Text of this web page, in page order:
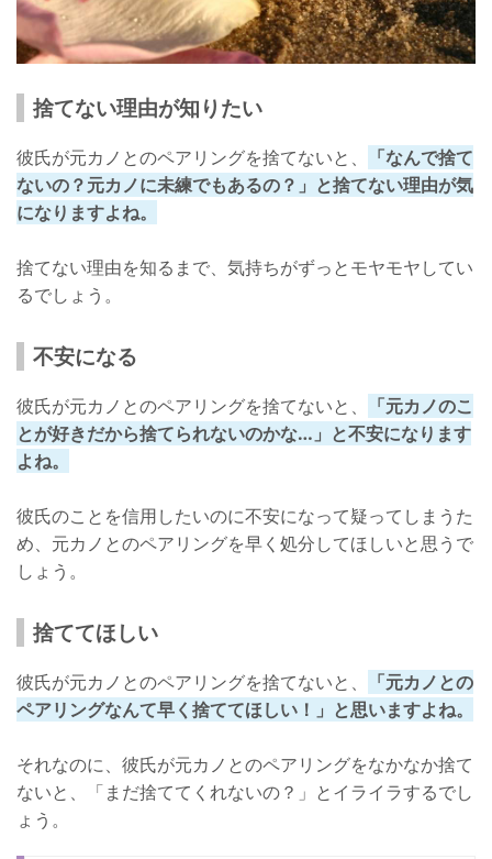
捨てない理由が知りたい
彼氏が元カノとのペアリングを捨てないと、
「なんで捨て
ないの？元カノに未練でもあるの？」と捨てない理由が気
になりますよね。
捨てない理由を知るまで、気持ちがずっとモヤモヤしてい
るでしょう。
不安になる
彼氏が元カノとのペアリングを捨てないと、
「元カノのこ
とが好きだから捨てられないのかな…」と不安になります
よね。
彼氏のことを信用したいのに不安になって疑ってしまうた
め、元カノとのペアリングを早く処分してほしいと思うで
しょう。
捨ててほしい
彼氏が元カノとのペアリングを捨てないと、
「元カノとの
ペアリングなんて早く捨ててほしい！」と思いますよね。
それなのに、彼氏が元カノとのペアリングをなかなか捨て
ないと、「まだ捨ててくれないの？」とイライラするでし
ょう。